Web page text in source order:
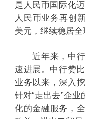
是人民币国际化
人民币业务再创
美元，继续稳居全
近年来，中行
速进展。中行赞
业务以来，深入
针对“走出去”企
化的金融服务，